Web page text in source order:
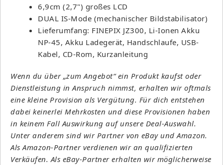
6,9cm (2,7") großes LCD
DUAL IS-Mode (mechanischer Bildstabilisator)
Lieferumfang: FINEPIX JZ300, Li-Ionen Akku
NP-45, Akku Ladegerät, Handschlaufe, USB-
Kabel, CD-Rom, Kurzanleitung
Wenn du über „zum Angebot“ ein Produkt kaufst oder
Dienstleistung in Anspruch nimmst, erhalten wir oftmals
eine kleine Provision als Vergütung. Für dich entstehen
dabei keinerlei Mehrkosten und diese Provisionen haben
in keinem Fall Auswirkung auf unsere Deal-Auswahl.
Unter anderem sind wir Partner von eBay und Amazon.
Als Amazon-Partner verdienen wir an qualifizierten
Verkäufen. Als eBay-Partner erhalten wir möglicherweise